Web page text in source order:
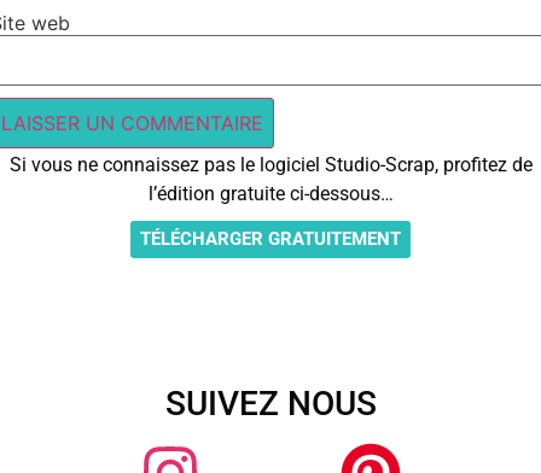
web
Si vous ne connaissez pas le logiciel Studio-Scrap, profitez de
l’édition gratuite ci-dessous…
TÉLÉCHARGER GRATUITEMENT
SUIVEZ NOUS